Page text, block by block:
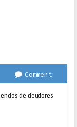
Comment
de deudores